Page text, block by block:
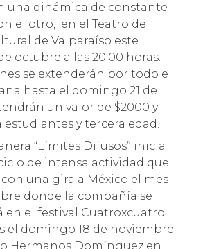
una dinámica de constante
el otro, en el Teatro del
de Valparaíso este
octubre a las 20:00 horas.
se extenderán por todo el
hasta el domingo 21 de
un valor de $2000 y
estudiantes y tercera edad.
“Límites Difusos” inicia
de intensa actividad que
una gira a México el mes
donde la compañía se
en el festival Cuatroxcuatro
el domingo 18 de noviembre
Hermanos Domínguez en